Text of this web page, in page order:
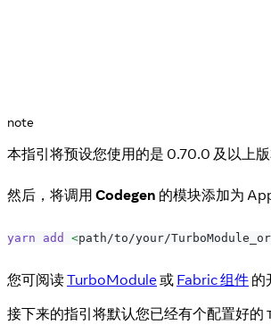
note
本指引将预设您使用的是 0.70.0 及以上
然后，将调用 Codegen 的模块添加为
yarn add <path/to/your/
您可阅读TurboModule或 Fabric 组件 的
接下来的指引将默认您已经有个配置好的